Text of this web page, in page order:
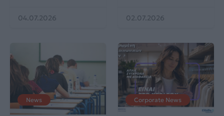
04.07.2026 02.07.2026
News Corporate News